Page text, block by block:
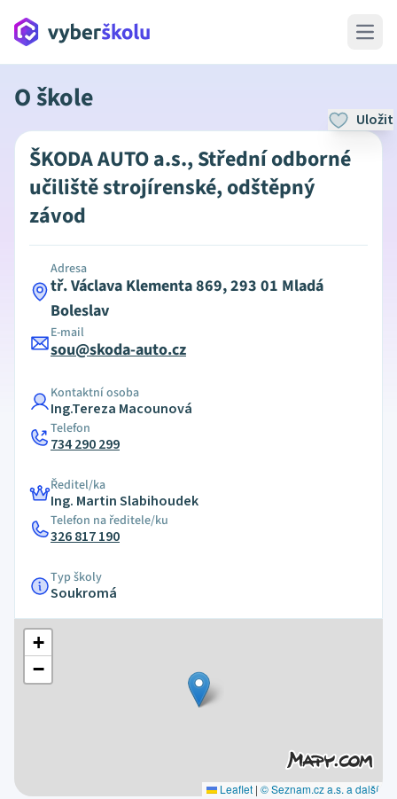
Open
O škole
Uložit
ŠKODA AUTO a.s., Střední odborné
učiliště strojírenské, odštěpný
závod
Adresa
tř. Václava Klementa 869, 293 01 Mladá
Boleslav
E-mail
sou@skoda-auto.cz
Kontaktní osoba
Ing.Tereza Macounová
Telefon
734 290 299
Ředitel/ka
Ing. Martin Slabihoudek
Telefon na ředitele/ku
326 817 190
Typ školy
Soukromá
+
−
Leaflet | © Seznam.cz a.s. a další